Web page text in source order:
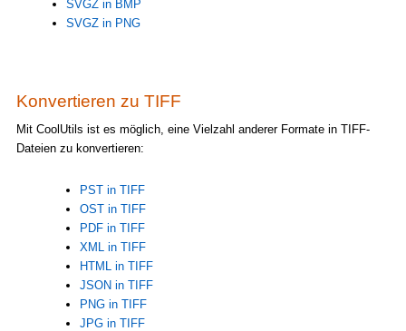
SVGZ in BMP
SVGZ in PNG
Konvertieren zu TIFF
Mit CoolUtils ist es möglich, eine Vielzahl anderer Formate in TIFF-
Dateien zu konvertieren:
PST in TIFF
OST in TIFF
PDF in TIFF
XML in TIFF
HTML in TIFF
JSON in TIFF
PNG in TIFF
JPG in TIFF